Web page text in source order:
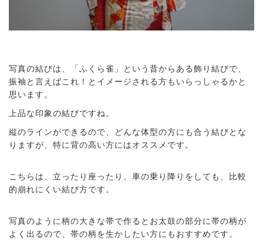
写真の結びは、「ふくら雀」という昔からある飾り結びで、
振袖と言えばこれ！とイメージされる方もいらっしゃるかと
思います。
上品な印象の結びですね。
縦のラインができるので、どんな体型の方にも合う結びとな
りますが、特に背の高い方にはオススメです。
こちらは、立ったり座ったり、車の乗り降りをしても、比較
的崩れにくい結び方です。
写真のように柄の大きな帯で作るとお太鼓の部分に帯の柄が
よく出るので、帯の柄を生かしたい方にもおすすめです。